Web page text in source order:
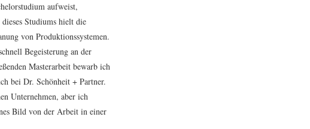
aufweist,
Studiums hielt die
von Produktionssystemen.
Begeisterung an der
Masterarbeit bewarb ich
bei Dr. Schönheit + Partner.
Unternehmen, aber ich
Bild von der Arbeit in einer